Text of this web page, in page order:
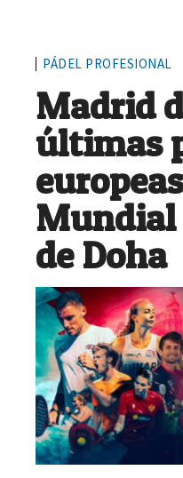
PÁDEL PROFESIONAL
Madrid
últimas
Mundial
de Doha